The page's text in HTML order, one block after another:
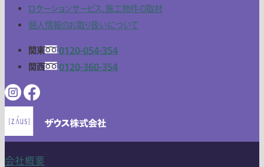
ロケーションサービス、施工物件の取材
個人情報のお取り扱いについて
関東
0120-054-354
関西
0120-360-354
会社概要